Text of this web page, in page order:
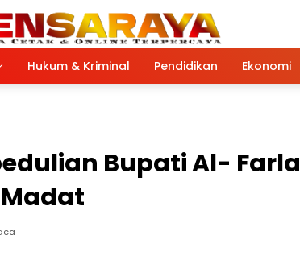
Hukum & Kriminal Pendidikan Ekonomi
Bupati Al-